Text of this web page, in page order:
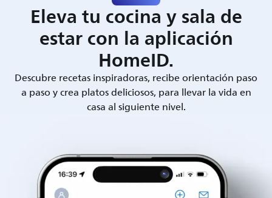
Eleva tu cocina y sala de
estar con la aplicación
HomeID.
Descubre recetas inspiradoras, recibe orientación paso
a paso y crea platos deliciosos, para llevar la vida en
casa al siguiente nivel.